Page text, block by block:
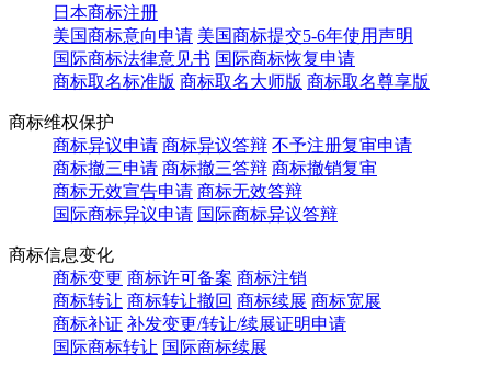
日本商标注册
美国商标意向申请 美国商标提交5-6年使用声明
国际商标法律意见书 国际商标恢复申请
商标取名标准版 商标取名大师版 商标取名尊享版
商标维权保护
商标异议申请 商标异议答辩 不予注册复审申请
商标撤三申请 商标撤三答辩 商标撤销复审
商标无效宣告申请 商标无效答辩
国际商标异议申请 国际商标异议答辩
商标信息变化
商标变更 商标许可备案 商标注销
商标转让 商标转让撤回 商标续展 商标宽展
商标补证 补发变更/转让/续展证明申请
国际商标转让 国际商标续展